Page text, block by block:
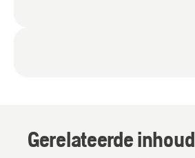
Gerelateerde inhoud